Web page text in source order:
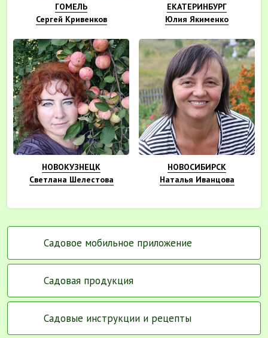
ГОМЕЛЬ
Сергей Кривенков
ЕКАТЕРИНБУРГ
Юлия Якименко
НОВОКУЗНЕЦК
Светлана Шелестова
НОВОСИБИРСК
Наталья Иванцова
Садовое мобильное приложение
Садовая продукция
Садовые инструкции и рецепты